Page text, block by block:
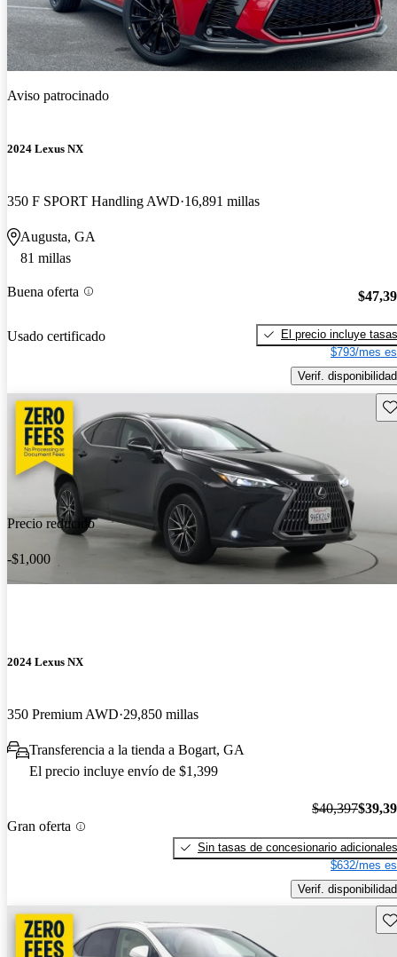
Aviso patrocinado
2024 Lexus NX
350 F SPORT Handling AWD 16,891 millas
Augusta, GA
81 millas
Buena oferta
Usado certificado
El precio incluye tasas
$793/mes
Verif. disponibilidad
Precio reducido
-$1,000
2024 Lexus NX
350 Premium AWD 29,850 millas
Transferencia a la tienda a Bogart, GA
El precio incluye envío de $1,399
Gran oferta
$40,397
Sin tasas de concesionario adicionales
$632/mes
Verif. disponibilidad